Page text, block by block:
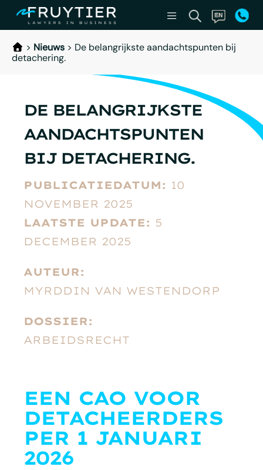
> Nieuws > De belangrijkste aandachtspunten bij
detachering.
DE BELANGRIJKSTE
AANDACHTSPUNTEN
BIJ DETACHERING.
PUBLICATIEDATUM: 10
NOVEMBER 2025
LAATSTE UPDATE: 5
DECEMBER 2025
AUTEUR:
MYRDDIN VAN WESTENDORP
DOSSIER:
ARBEIDSRECHT
EEN CAO VOOR
DETACHEERDERS
PER 1 JANUARI
2026